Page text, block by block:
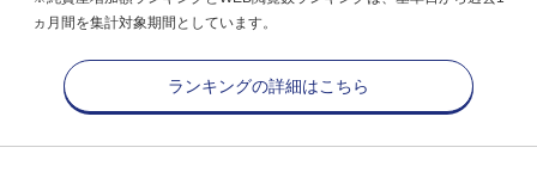
ヵ月間を集計対象期間としています。
ランキングの詳細はこちら